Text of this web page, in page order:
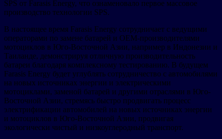
SPS от Farasis Energy, что ознаменовало первое массовое
производство технологии SPS.
В настоящее время Farasis Energy сотрудничает с ведущими
операторами по замене батарей и OEM-производителями
мотоциклов в Юго-Восточной Азии, например в Индонезии и
Таиланде, демонстрируя отличную производительность
батареи благодаря комплексному тестированию. В будущем
Farasis Energy будет углублять сотрудничество с автомобилями
на новых источниках энергии и электрическими
мотоциклами, заменой батарей и другими отраслями в Юго-
Восточной Азии, стремясь быстро продвигать процесс
электрификации автомобилей на новых источниках энергии
и мотоциклов в Юго-Восточной Азии, продвигая
экологически чистый и низкоуглеродный транспорт.